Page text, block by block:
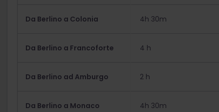
Da Berlino a Colonia 4h 30m
Da Berlino a Francoforte 4 h
Da Berlino ad Amburgo 2 h
Da Berlino a Monaco 4h 30m